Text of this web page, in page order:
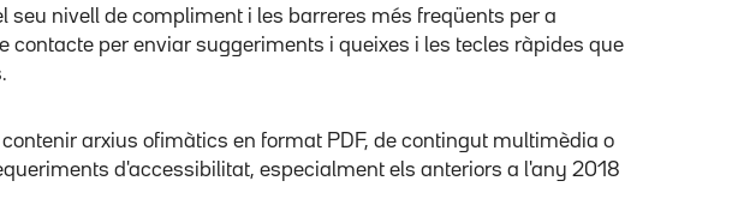
nivell de compliment i les barreres més freqüents per a
contacte per enviar suggeriments i queixes i les tecles ràpides que
arxius ofimàtics en format PDF, de contingut multimèdia o
d'accessibilitat, especialment els anteriors a l'any 2018